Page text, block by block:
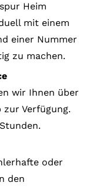
Heim
mit einem
einer Nummer
zu machen.
wir Ihnen über
Verfügung.
oder
den